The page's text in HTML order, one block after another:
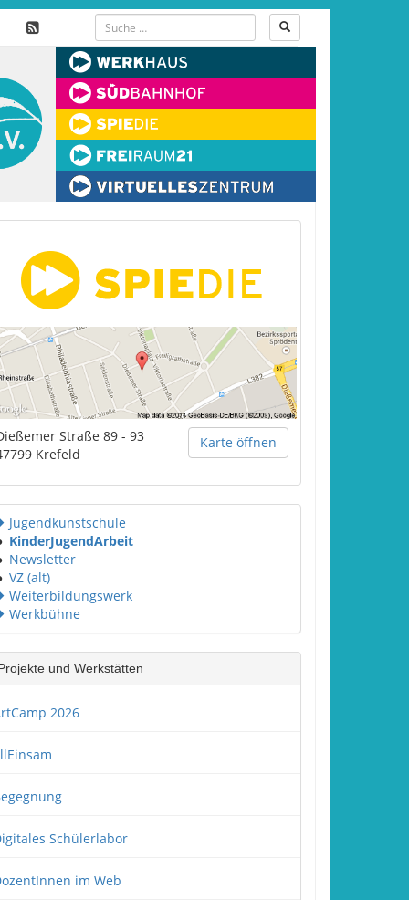
Karte öffnen
Straße 89 - 93
Krefeld
Jugendkunstschule
KinderJugendArbeit
Newsletter
VZ (alt)
Weiterbildungswerk
Werkbühne
und Werkstätten
2026
Schülerlabor
im Web